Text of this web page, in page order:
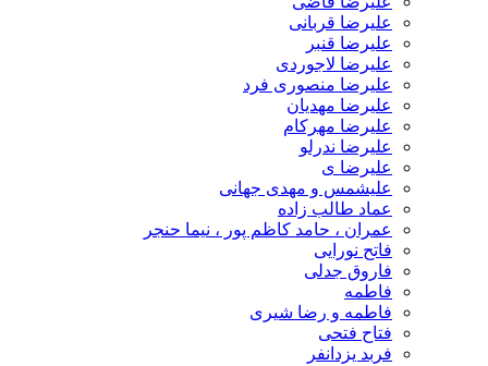
علیرضا قربانی
علیرضا قنبر
علیرضا لاجوردی
علیرضا منصوری فرد
علیرضا مهدیان
علیرضا مهرکام
علیرضا ندرلو
علیرضا ی
علیشمس و مهدی جهانی
عماد طالب زاده
عمران ، حامد کاظم پور ، نیما حنجر
فاتح نورایی
فاروق جدلی
فاطمه
فاطمه و رضا شیری
فتاح فتحی
فربد یزدانفر